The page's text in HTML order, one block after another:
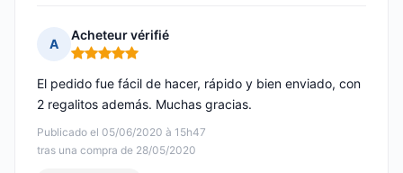
A
Acheteur vérifié
Nota: 5 de 5
Publicado el 05/06/2020 à 15h47
tras una compra de 28/05/2020
El pedido fue fácil de hacer, rápido y bien enviado, con
2 regalitos además. Muchas gracias.